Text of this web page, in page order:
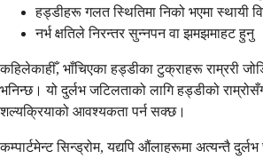
हड्डीहरू गलत स्थितिमा निको भएमा स्थायी
नर्भ क्षतिले निरन्तर सुन्नपन वा झमझमाहट हुनु
कहिलेकाहीँ, भाँचिएका हड्डीका टुक्राहरू राम्ररी
भनिन्छ। यो दुर्लभ जटिलताको लागि हड्डीको
शल्यक्रियाको आवश्यकता पर्न सक्छ।
कम्पार्टमेन्ट सिन्ड्रोम, यद्यपि औंलाहरूमा अत्यन्तै